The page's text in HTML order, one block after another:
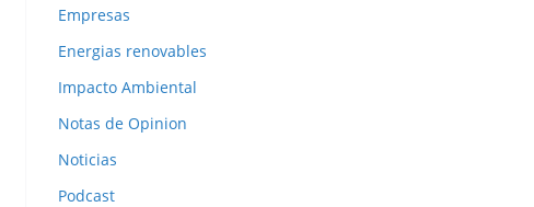
Empresas
Energias renovables
Impacto Ambiental
Notas de Opinion
Noticias
Podcast